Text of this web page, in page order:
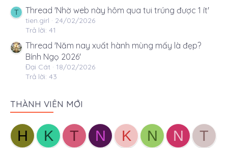
T Thread 'Nhờ web này hôm qua tui trúng được 1 ít'
tien.girl
24/02/2026
Trả lời: 41
Thread 'Năm nay xuất hành mùng mấy là đẹp?
Bính Ngọ 2026'
Đại Cát
18/02/2026
Trả lời: 43
THÀNH VIÊN MỚI
H K T N K N N
T